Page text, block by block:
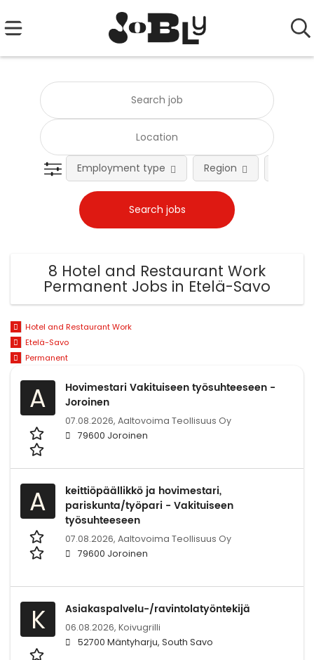
Employment type Region
8 Hotel and Restaurant Work
Permanent Jobs in Etelä-Savo
Hotel and Restaurant Work
Etelä-Savo
Permanent
A
Hovimestari Vakituiseen työsuhteeseen -
Joroinen
07.08.2026, Aaltovoima Teollisuus Oy
79600 Joroinen
A
keittiöpäällikkö ja hovimestari,
pariskunta/työpari - Vakituiseen
työsuhteeseen
07.08.2026, Aaltovoima Teollisuus Oy
79600 Joroinen
K Asiakaspalvelu-/ravintolatyöntekijä
06.08.2026, Koivugrilli
52700 Mäntyharju, South Savo